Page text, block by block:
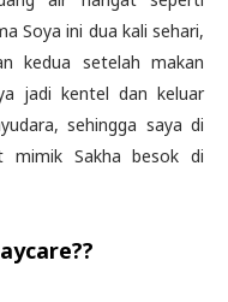
Soya ini dua kali sehari,
kedua setelah makan
jadi kentel dan keluar
sehingga saya di
mimik Sakha besok di